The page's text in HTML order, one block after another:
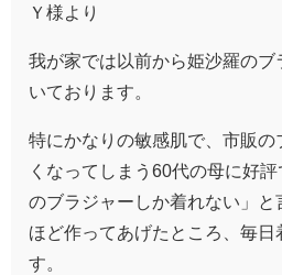
Ｙ様より
我が家では以前から姫沙羅の
いております。
特にかなりの敏感肌で、市販
くなってしまう60代の母に好
のブラジャーしか着れない」
ほど作ってあげたところ、毎
す。